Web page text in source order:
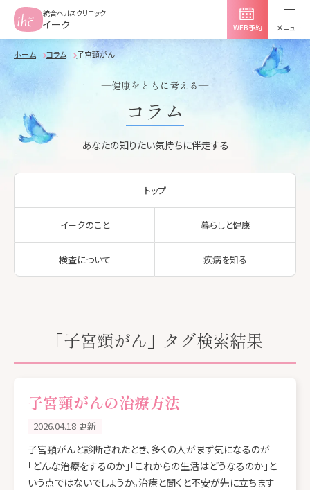
統合ヘルスクリニック
イーク
採用情報
Myihcログイン
イークについて
各院紹介
各院紹介 TOP
イーク丸の内
イーク有楽町
イーク表参道
イーク紀尾井町
提供サービス
提供サービス TOP
人間ドック
協会けんぽでの受診
オプション検査
大腸内視鏡検査
企業・健保担当者の方へ
WEB予約 メニュー
ホーム コラム 子宮頸がん
―健康をともに考える―
コラム
あなたの知りたい気持ちに伴走する
トップ
イークのこと 暮らしと健康
検査について 疾病を知る
「子宮頸がん」タグ検索結果
子宮頸がんの治療方法
2026.04.18 更新
子宮頸がんと診断されたとき、多くの人がまず気になるのが
「どんな治療をするのか」「これからの生活はどうなるのか」と
いう点ではないでしょうか。治療と聞くと不安が先に立ちます